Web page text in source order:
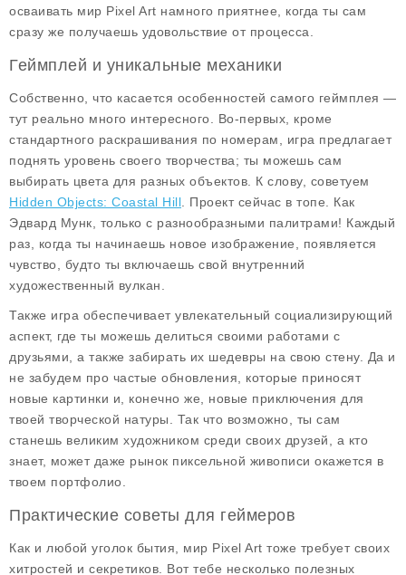
осваивать мир Pixel Art намного приятнее, когда ты сам
сразу же получаешь удовольствие от процесса.
Геймплей и уникальные механики
Собственно, что касается особенностей самого геймплея —
тут реально много интересного. Во-первых, кроме
стандартного раскрашивания по номерам, игра предлагает
поднять уровень своего творчества; ты можешь сам
выбирать цвета для разных объектов. К слову, советуем
Hidden Objects: Coastal Hill . Проект сейчас в топе. Как
Эдвард Мунк, только с разнообразными палитрами! Каждый
раз, когда ты начинаешь новое изображение, появляется
чувство, будто ты включаешь свой внутренний
художественный вулкан.
Также игра обеспечивает увлекательный социализирующий
аспект, где ты можешь делиться своими работами с
друзьями, а также забирать их шедевры на свою стену. Да и
не забудем про частые обновления, которые приносят
новые картинки и, конечно же, новые приключения для
твоей творческой натуры. Так что возможно, ты сам
станешь великим художником среди своих друзей, а кто
знает, может даже рынок пиксельной живописи окажется в
твоем портфолио.
Практические советы для геймеров
Как и любой уголок бытия, мир Pixel Art тоже требует своих
хитростей и секретиков. Вот тебе несколько полезных